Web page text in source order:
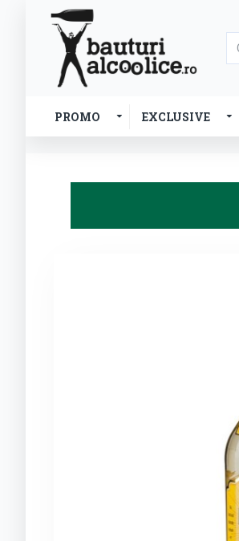
PROMO EXCLUSIVE